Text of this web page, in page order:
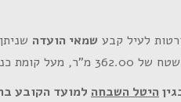
לעיל קבע שמאי הועדה
היטל השבחה